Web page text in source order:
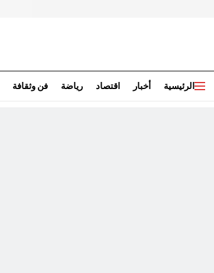
الرئيسية أخبار اقتصاد رياضة فن وثقافة